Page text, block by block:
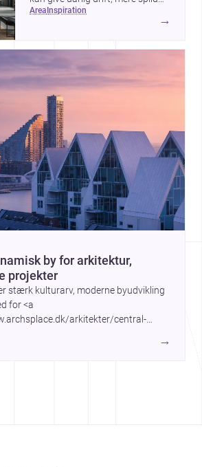
og højere omkostninger — og
area inspiration
→
by for arkitektur,
projekter
stærk kulturarv, moderne byudvikling
for <a
arkitekter/central-
a> og <a
nyt byggeri eller renovering.
→